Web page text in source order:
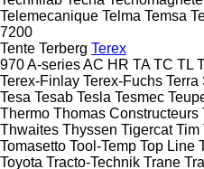
Telemecanique Telma Temsa
7200
Tente Terberg Terex
970A-seriesAC HR TA TC TL
Terex-Finlay Terex-Fuchs Terra
Tesa Tesab Tesla Tesmec
Thermo Thomas Constructeurs
Thwaites Thyssen Tigercat Tim
Tomasetto Tool-Temp Top Line
Toyota Tracto-Technik Trane